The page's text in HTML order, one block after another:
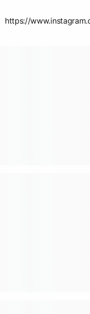
https://